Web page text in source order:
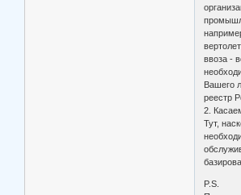
ввоза -
Вашего
реестр
2.
Тут,
P.S.